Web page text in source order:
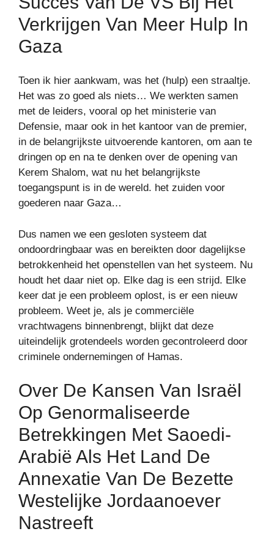
Verkrijgen Van Meer Hulp In
Gaza
Toen ik hier aankwam, was het (hulp) een straaltje.
Het was zo goed als niets… We werkten samen
met de leiders, vooral op het ministerie van
Defensie, maar ook in het kantoor van de premier,
in de belangrijkste uitvoerende kantoren, om aan te
dringen op en na te denken over de opening van
Kerem Shalom, wat nu het belangrijkste
toegangspunt is in de wereld. het zuiden voor
goederen naar Gaza…
Dus namen we een gesloten systeem dat
ondoordringbaar was en bereikten door dagelijkse
betrokkenheid het openstellen van het systeem. Nu
houdt het daar niet op. Elke dag is een strijd. Elke
keer dat je een probleem oplost, is er een nieuw
probleem. Weet je, als je commerciële
vrachtwagens binnenbrengt, blijkt dat deze
uiteindelijk grotendeels worden gecontroleerd door
criminele ondernemingen of Hamas.
Over De Kansen Van Israël
Op Genormaliseerde
Betrekkingen Met Saoedi-
Arabië Als Het Land De
Annexatie Van De Bezette
Westelijke Jordaanoever
Nastreeft